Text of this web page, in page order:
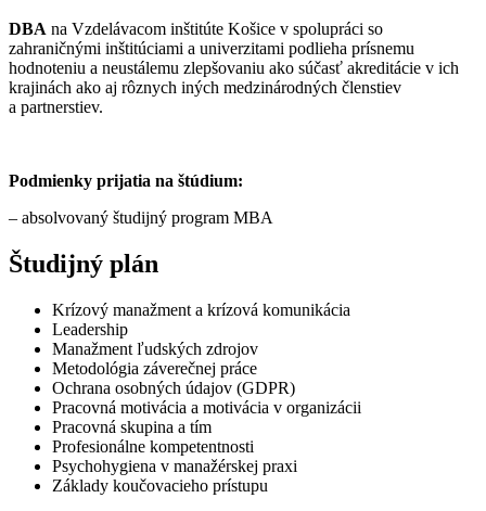
DBA na Vzdelávacom inštitúte Košice v spolupráci so
zahraničnými inštitúciami a univerzitami podlieha prísnemu
hodnoteniu a neustálemu zlepšovaniu ako súčasť akreditácie v ich
krajinách ako aj rôznych iných medzinárodných členstiev
a partnerstiev.
Podmienky prijatia na štúdium:
– absolvovaný študijný program MBA
Študijný plán
Krízový manažment a krízová komunikácia
Leadership
Manažment ľudských zdrojov
Metodológia záverečnej práce
Ochrana osobných údajov (GDPR)
Pracovná motivácia a motivácia v organizácii
Pracovná skupina a tím
Profesionálne kompetentnosti
Psychohygiena v manažérskej praxi
Základy koučovacieho prístupu